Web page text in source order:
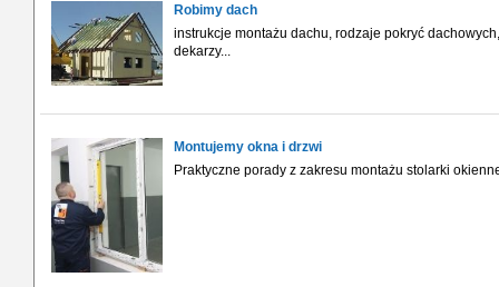
Robimy dach
instrukcje montażu dachu, rodzaje pokryć
dekarzy...
Montujemy okna i drzwi
Praktyczne porady z zakresu montażu stolarki